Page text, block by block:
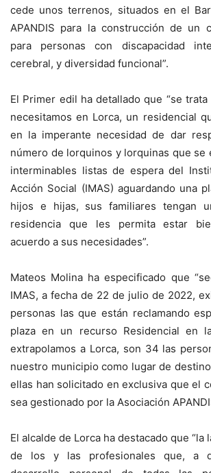
cede unos terrenos, situados en el
APANDIS para la construcción de un
para personas con discapacidad
cerebral, y diversidad funcional”.
El Primer edil ha detallado que “se
necesitamos en Lorca, un residencial
en la imperante necesidad de dar
número de lorquinos y lorquinas que se
interminables listas de espera del
Acción Social (IMAS) aguardando una
hijos e hijas, sus familiares tengan
residencia que les permita estar
acuerdo a sus necesidades”.
Mateos Molina ha especificado que
IMAS, a fecha de 22 de julio de 2022,
personas las que están reclamando
plaza en un recurso Residencial en
extrapolamos a Lorca, son 34 las
nuestro municipio como lugar de
ellas han solicitado en exclusiva que el
sea gestionado por la Asociación
El alcalde de Lorca ha destacado que “la
de los y las profesionales que, a